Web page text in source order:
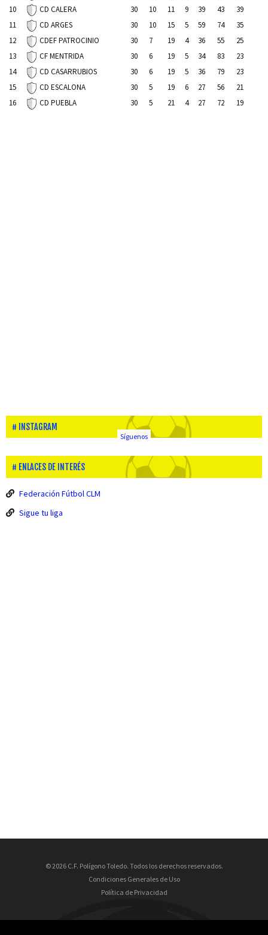
10
CD CALERA 30 10 11 9 39 43
39
11
CD ARGES 30 10 15 5 59 74
35
12
CDEF PATROCINIO 30 7 19 4 36 55
25
13
CF MENTRIDA 30 6 19 5 34 83
23
14
CD CASARRUBIOS 30 6 19 5 36 79
23
15
CD ESCALONA 30 5 19 6 27 56
21
16
CD PUEBLA 30 5 21 4 27 72 19
INSTAGRAM
Síguenos
ENLACES DE INTERÉS
Federación Fútbol CLM
Sigue tu liga
© 2026 C.F. Polígono Toledo. Todos los derechos reservados.
Condiciones Generales de Uso
Política de Privacidad